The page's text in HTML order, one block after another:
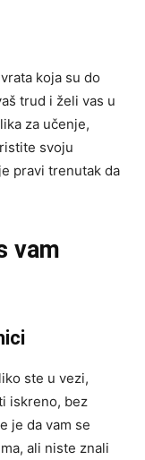
koja su do
trud i želi vas u
za učenje,
svoju
pravi trenutak da
vam
ste u vezi,
iskreno, bez
je da vam se
ali niste znali